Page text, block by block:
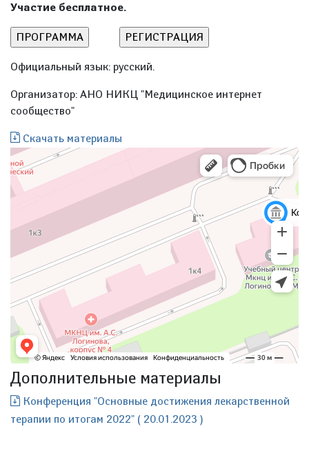
Участие бесплатное.
Официальный язык: русский.
Организатор: АНО НИКЦ "Медицинское интернет
сообщество"
Скачать материалы
Дополнительные материалы
Конференция "Основные достижения лекарственной
терапии по итогам 2022" ( 20.01.2023 )